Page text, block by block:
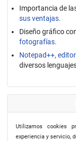
Importancia de
sus ventajas.
Diseño gráfico
fotografías.
Notepad++,
diversos
Utilizamos cookies
experiencia y servicio,